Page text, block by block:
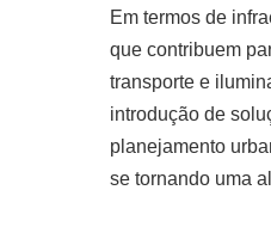
Em termos de
que contribuem
transporte e
introdução de
planejamento
se tornando uma